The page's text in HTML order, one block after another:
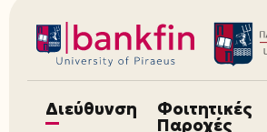
Διεύθυνση Φοιτητικές
Παροχές